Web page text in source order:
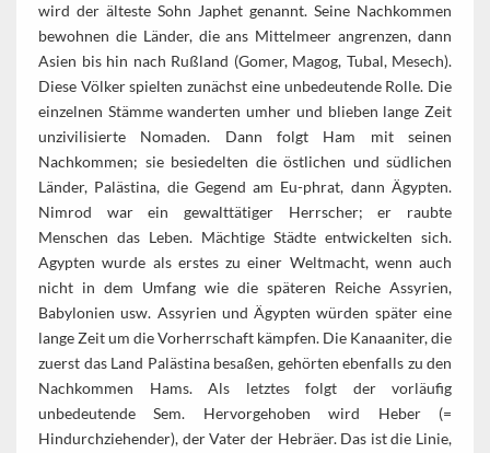
wird der älteste Sohn Japhet genannt. Seine Nachkommen
bewohnen die Länder, die ans Mittelmeer angrenzen, dann
Asien bis hin nach Rußland (Gomer, Magog, Tubal, Mesech).
Diese Völker spielten zunächst eine unbedeutende Rolle. Die
einzelnen Stämme wanderten umher und blieben lange Zeit
unzivilisierte Nomaden. Dann folgt Ham mit seinen
Nachkommen; sie besiedelten die östlichen und südlichen
Länder, Palästina, die Gegend am Eu-phrat, dann Ägypten.
Nimrod war ein gewalttätiger Herrscher; er raubte
Menschen das Leben. Mächtige Städte entwickelten sich.
Agypten wurde als erstes zu einer Weltmacht, wenn auch
nicht in dem Umfang wie die späteren Reiche Assyrien,
Babylonien usw. Assyrien und Ägypten würden später eine
lange Zeit um die Vorherrschaft kämpfen. Die Kanaaniter, die
zuerst das Land Palästina besaßen, gehörten ebenfalls zu den
Nachkommen Hams. Als letztes folgt der vorläufig
unbedeutende Sem. Hervorgehoben wird Heber (=
Hindurchziehender), der Vater der Hebräer. Das ist die Linie,